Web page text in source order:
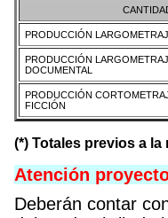
PRODUCCIÓN
PRODUCCIÓN
DOCUMENTAL
PRODUCCIÓN
FICCIÓN
(*) Totales previos a
Atención
Deberán contar